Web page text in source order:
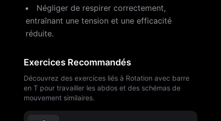
Négliger de respirer correctement,
entraînant une tension et une efficacité
réduite.
Exercices Recommandés
Découvrez des exercices liés à Rotation avec barre
en T pour travailler les abdos et des schémas de
mouvement similaires.